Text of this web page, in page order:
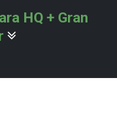
HQ + Gran